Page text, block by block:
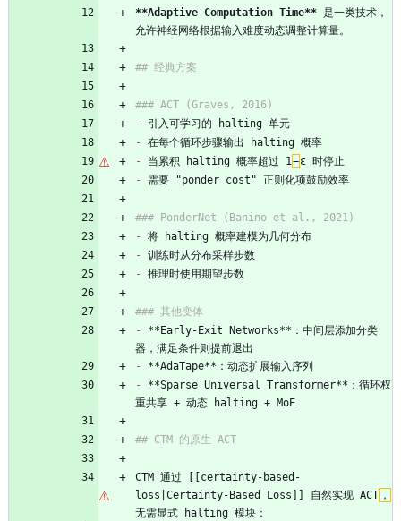
**Adaptive Computation Time** 是一类技术，
允许神经网络根据输入难度动态调整计算量。
## 经典方案
### ACT (Graves, 2016)
- 引入可学习的 halting 单元
- 在每个循环步骤输出 halting 概率
- 当累积 halting 概率超过 1−ε 时停止
- 需要 "ponder cost" 正则化项鼓励效率
### PonderNet (Banino et al., 2021)
- 将 halting 概率建模为几何分布
- 训练时从分布采样步数
- 推理时使用期望步数
### 其他变体
- **Early-Exit Networks**：中间层添加分类
器，满足条件则提前退出
- **AdaTape**：动态扩展输入序列
- **Sparse Universal Transformer**：循环权
重共享 + 动态 halting + MoE
## CTM 的原生 ACT
CTM 通过 [[certainty-based-
loss|Certainty-Based Loss]] 自然实现 ACT ，
无需显式 halting 模块：